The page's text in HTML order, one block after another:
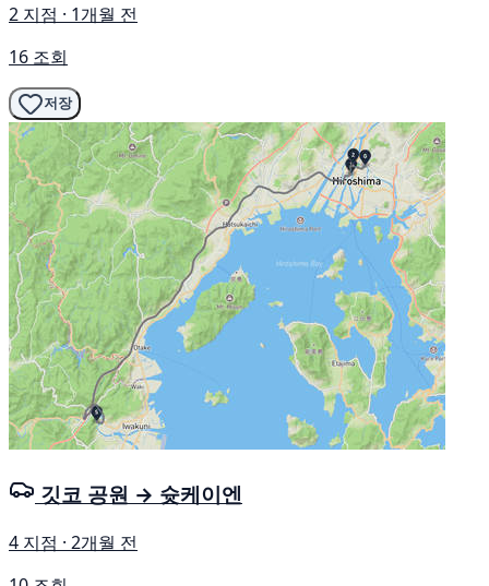
2 지점 · 1개월 전
16 조회
저장
깃코 공원 → 슛케이엔
4 지점 · 2개월 전